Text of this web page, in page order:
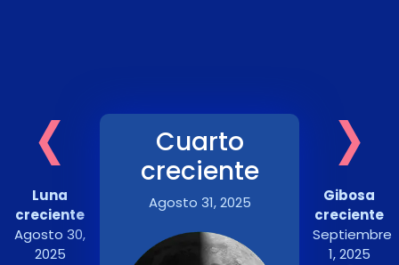
‹
Luna
creciente
Agosto 30,
2025
Cuarto
creciente
Agosto 31, 2025 ›
Gibosa
creciente
Septiembre
1, 2025